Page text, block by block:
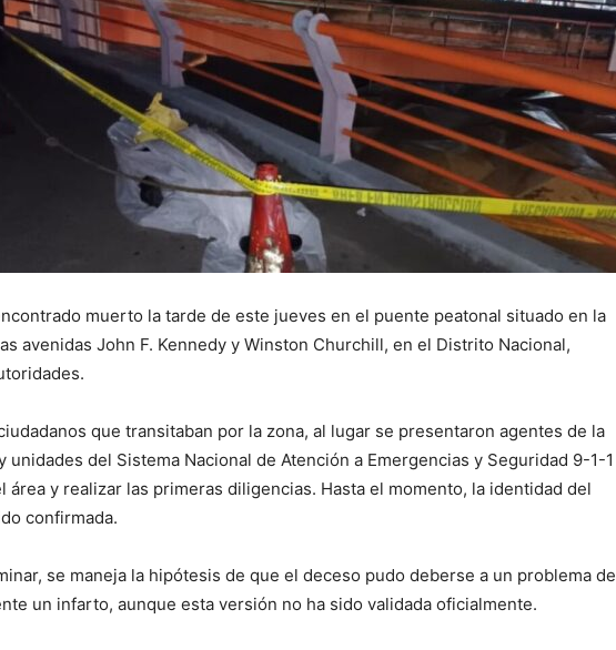
muerto la tarde de este jueves en el puente peatonal situado en la
avenidas John F. Kennedy y Winston Churchill, en el Distrito Nacional,
que transitaban por la zona, al lugar se presentaron agentes de la
unidades del Sistema Nacional de Atención a Emergencias y Seguridad 9-1-1
área y realizar las primeras diligencias. Hasta el momento, la identidad del
confirmada.
se maneja la hipótesis de que el deceso pudo deberse a un problema de
un infarto, aunque esta versión no ha sido validada oficialmente.